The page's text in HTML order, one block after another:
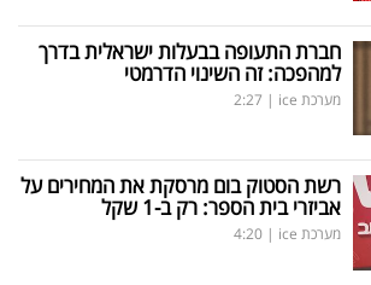
חברת התעופה בבעלות ישראלית בדרך
למהפכה: זה השינוי הדרמטי
מערכת ice |
2:27
רשת הסטוק בום מרסקת את המחירים על
אביזרי בית הספר: רק ב-1 שקל
מערכת ice |
4:20